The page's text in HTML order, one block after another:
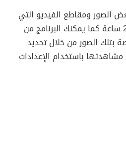
الصور ومقاطع الفيديو التي
تخصك لفترة وجيزة لمدة 24 ساعة كما يمكنك البرنامج من
بتلك الصور من خلال تحديد
باستخدام الإعدادات